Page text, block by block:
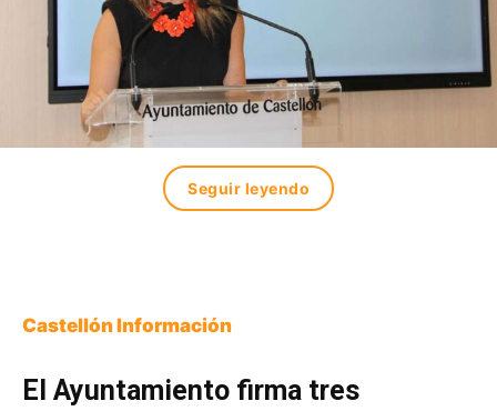
Seguir leyendo
Castellón Información
El Ayuntamiento firma tres